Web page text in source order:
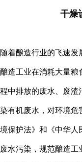
干燥
随着酿造行业的飞速发
酿造工业在消耗大量粮
程中排放的废水、废渣
染有机废水，对环境危
境保护法》和《中华人
废水污染，规范酿造